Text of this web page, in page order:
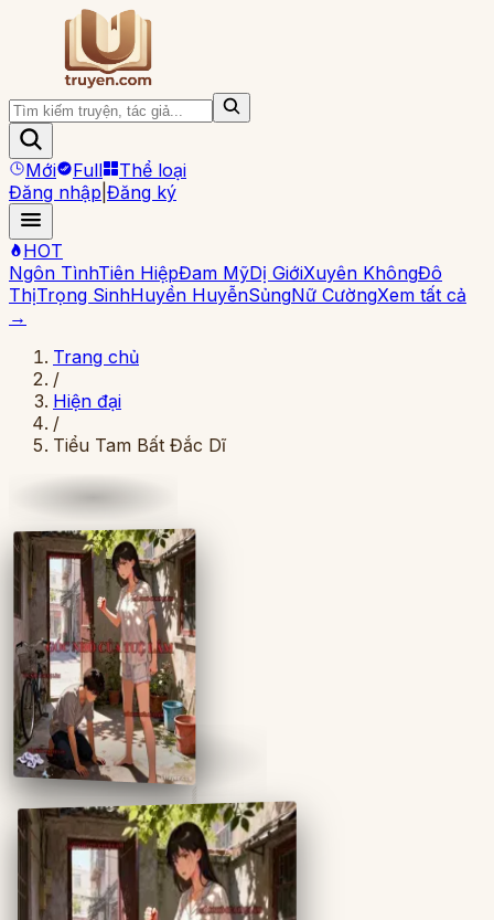
Mới Full
Thể loại
Đăng nhập Đăng ký
HOT
Ngôn TìnhTiên HiệpĐam MỹDị GiớiXuyên KhôngĐô
ThịTrọng SinhHuyền HuyễnSủngNữ CườngXem tất cả
→
Trang chủ
/
Hiện đại
/
Tiểu Tam Bất Đắc Dĩ